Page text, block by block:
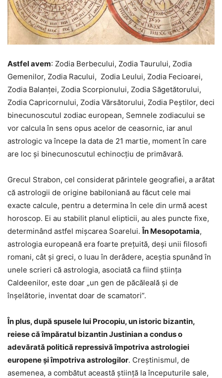
Astfel avem: Zodia Berbecului, Zodia Taurului, Zodia
Gemenilor, Zodia Racului, Zodia Leului, Zodia Fecioarei,
Zodia Balanței, Zodia Scorpionului, Zodia Săgetătorului,
Zodia Capricornului, Zodia Vărsătorului, Zodia Peștilor, deci
binecunoscutul zodiac european, Semnele zodiacului se
vor calcula în sens opus acelor de ceasornic, iar anul
astrologic va începe la data de 21 martie, moment în care
are loc și binecunoscutul echinocțiu de primăvară.
Grecul Strabon, cel considerat părintele geografiei, a arătat
că astrologii de origine babiloniană au făcut cele mai
exacte calcule, pentru a determina în cele din urmă acest
horoscop. Ei au stabilit planul elipticii, au ales puncte fixe,
determinând astfel mișcarea Soarelui.În Mesopotamia,
astrologia europeană era foarte prețuită, deși unii filosofi
romani, cât și greci, o luau în derâdere, aceștia spunând în
unele scrieri că astrologia, asociată ca fiind știința
Caldeenilor, este doar „un gen de păcăleală și de
înșelătorie, inventat doar de scamatori”.
În plus, după spusele lui Procopiu, un istoric bizantin,
reiese că împăratul bizantin Justinian a condus o
adevărată politică repressivă împotriva astrologiei
europene și împotriva astrologilor. Creștinismul, de
asemenea, a combătut această știință la începuturile sale,